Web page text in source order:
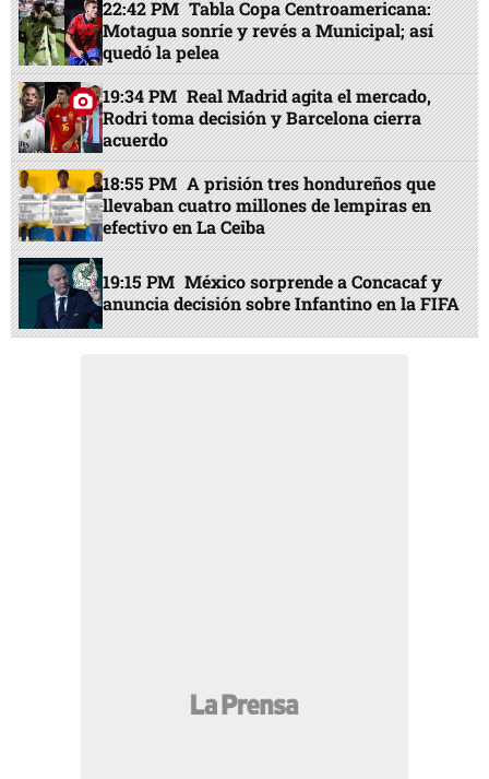
22:42 PM Tabla Copa Centroamericana:
Motagua sonríe y revés a Municipal; así
quedó la pelea
19:34 PM Real Madrid agita el mercado,
Rodri toma decisión y Barcelona cierra
acuerdo
18:55 PM A prisión tres hondureños que
llevaban cuatro millones de lempiras en
efectivo en La Ceiba
19:15 PM México sorprende a Concacaf y
anuncia decisión sobre Infantino en la FIFA